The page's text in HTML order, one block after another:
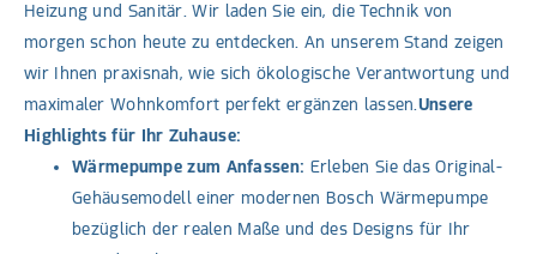
Heizung und Sanitär. Wir laden Sie ein, die Technik von
morgen schon heute zu entdecken. An unserem Stand zeigen
wir Ihnen praxisnah, wie sich ökologische Verantwortung und
maximaler Wohnkomfort perfekt ergänzen lassen.Unsere
Highlights für Ihr Zuhause:
Wärmepumpe zum Anfassen: Erleben Sie das Original-
Gehäusemodell einer modernen Bosch Wärmepumpe
bezüglich der realen Maße und des Designs für Ihr